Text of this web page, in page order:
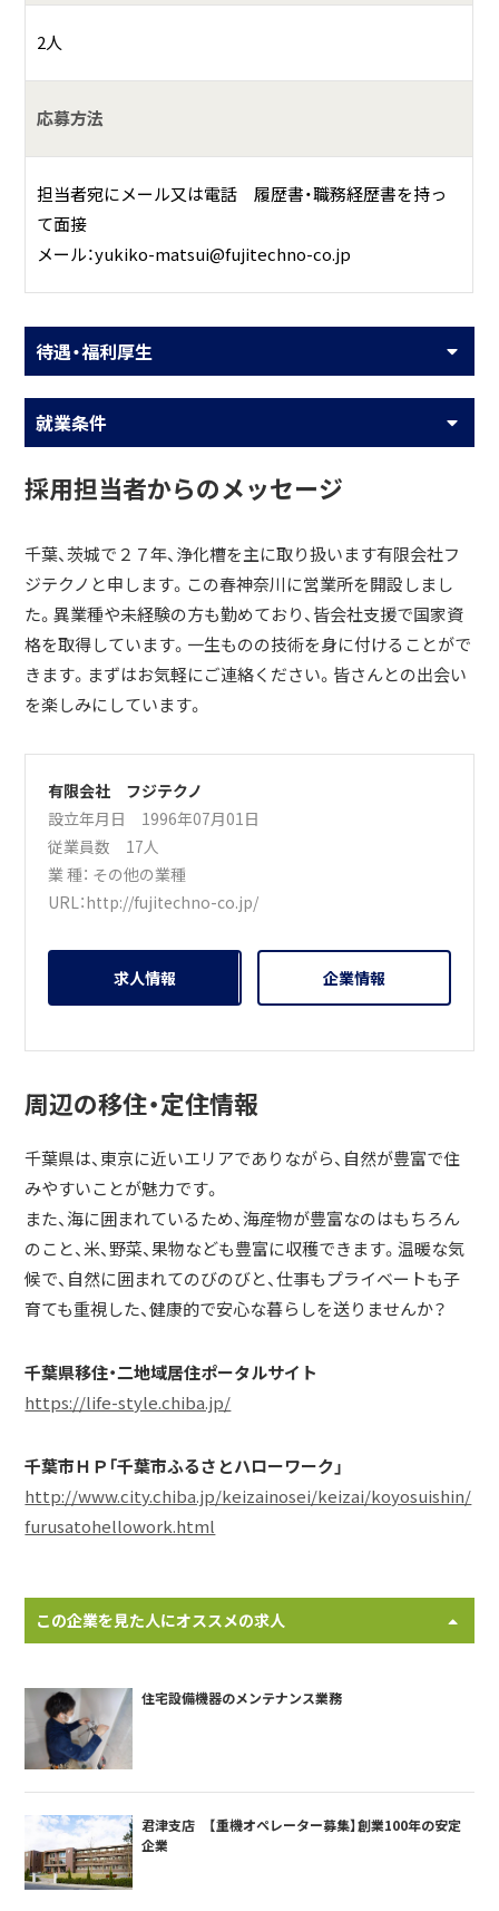
2人
応募方法
担当者宛にメール又は電話 履歴書・職務経歴書を持っ
て面接
メール：yukiko-matsui@fujitechno-co.jp
待遇・福利厚生
就業条件
採用担当者からのメッセージ
千葉、茨城で２７年、浄化槽を主に取り扱います有限会社フ
ジテクノと申します。この春神奈川に営業所を開設しまし
た。異業種や未経験の方も勤めており、皆会社支援で国家資
格を取得しています。一生ものの技術を身に付けることがで
きます。まずはお気軽にご連絡ください。皆さんとの出会い
を楽しみにしています。
有限会社 フジテクノ
設立年月日 1996年07月01日
従業員数 17人
業 種： その他の業種
URL：http://fujitechno-co.jp/
求人情報 企業情報
周辺の移住・定住情報
千葉県は、東京に近いエリアでありながら、自然が豊富で住
みやすいことが魅力です。
また、海に囲まれているため、海産物が豊富なのはもちろん
のこと、米、野菜、果物なども豊富に収穫できます。温暖な気
候で、自然に囲まれてのびのびと、仕事もプライベートも子
育ても重視した、健康的で安心な暮らしを送りませんか？
千葉県移住・二地域居住ポータルサイト
https://life-style.chiba.jp/
千葉市ＨＰ「千葉市ふるさとハローワーク」
http://www.city.chiba.jp/keizainosei/keizai/koyosuishin/
furusatohellowork.html
この企業を見た人にオススメの求人
住宅設備機器のメンテナンス業務
君津支店 【重機オペレーター募集】創業100年の安定
企業